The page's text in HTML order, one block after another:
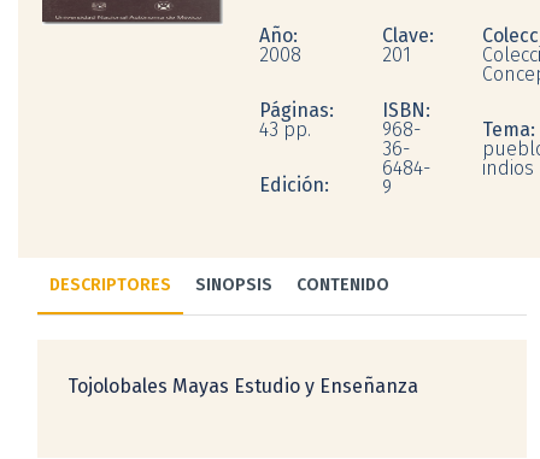
Año:
2008
Páginas:
43 pp.
Edición:
Clave:
201
ISBN:
968-
36-
6484-
9
Tema:
indios
DESCRIPTORES SINOPSIS CONTENIDO
Tojolobales Mayas Estudio y Enseñanza